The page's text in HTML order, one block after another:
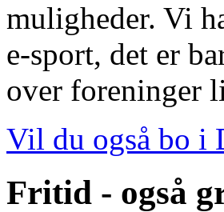
muligheder. Vi
e-sport, det er
over foreninger
Vil du også bo i
Fritid - også